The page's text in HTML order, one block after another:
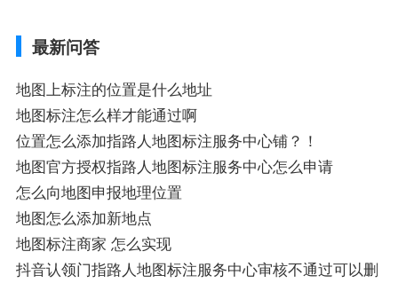
最新问答
地图上标注的位置是什么地址
地图标注怎么样才能通过啊
位置怎么添加指路人地图标注服务中心铺？！
地图官方授权指路人地图标注服务中心怎么申请
怎么向地图申报地理位置
地图怎么添加新地点
地图标注商家 怎么实现
抖音认领门指路人地图标注服务中心审核不通过可以删